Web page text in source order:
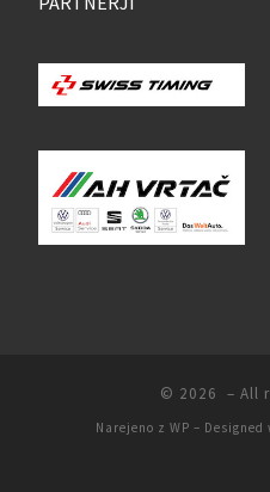
© 2026 – All
Narejeno z WP –